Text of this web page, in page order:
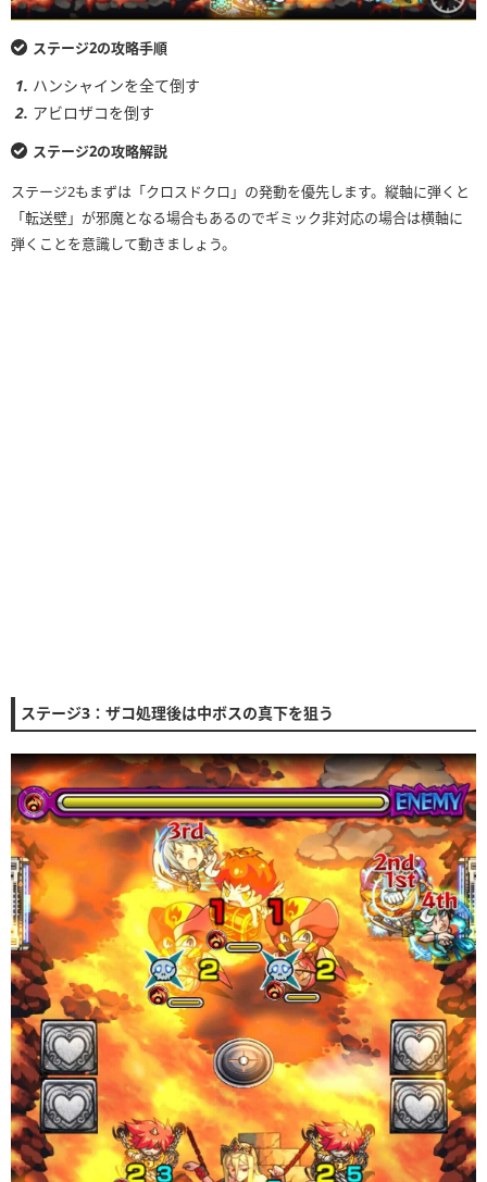
ステージ2の攻略手順
ハンシャインを全て倒す
アビロザコを倒す
ステージ2の攻略解説
ステージ2もまずは「クロスドクロ」の発動を優先します。縦軸に弾くと
「転送壁」が邪魔となる場合もあるのでギミック非対応の場合は横軸に
弾くことを意識して動きましょう。
ステージ3：ザコ処理後は中ボスの真下を狙う